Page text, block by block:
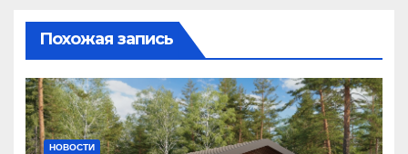
Похожая запись
НОВОСТИ